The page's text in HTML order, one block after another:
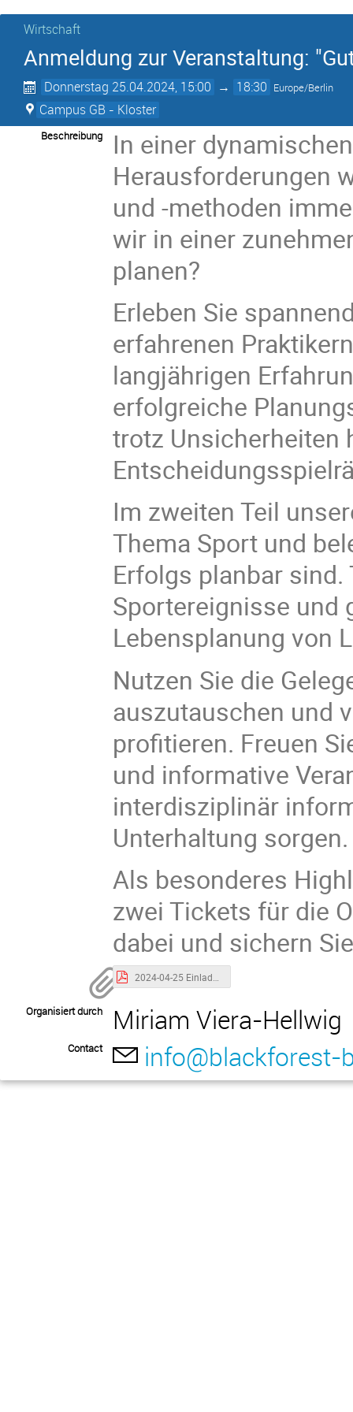
Wirtschaft
Anmeldung zur Veranstaltung:
Donnerstag 25.04.2024, 15:00 → 18:30 Europe/Berlin
Campus GB - Kloster
Beschreibung
In einer
Herausforderungen
und -methoden
wir in einer
planen?
Erleben Sie
erfahrenen
langjährigen
erfolgreiche
trotz Unsicherheiten
Im zweiten Teil
Thema Sport und
Erfolgs planbar sind.
Sportereignisse und
Lebensplanung von
Nutzen Sie die
auszutauschen und
profitieren. Freuen
und informative
interdisziplinär
Unterhaltung sorgen.
Als besonderes
zwei Tickets für die
dabei und sichern
Organisiert durch Miriam Viera-Hellwig
Contact info@blackforest-